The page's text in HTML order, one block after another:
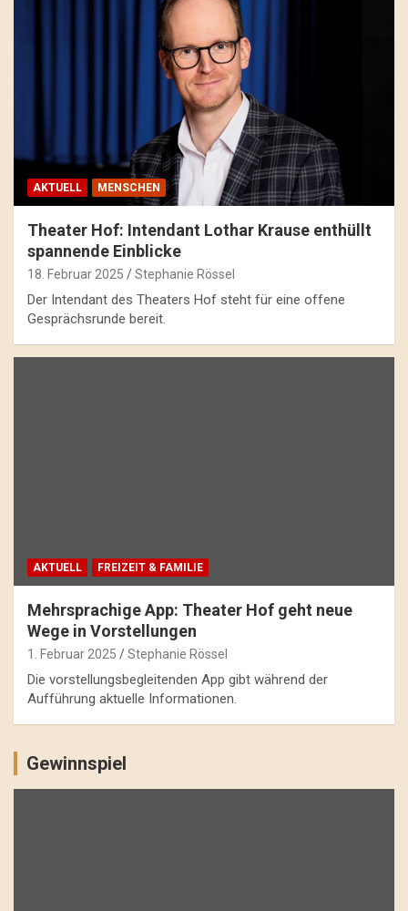
AKTUELL MENSCHEN
Theater Hof: Intendant Lothar Krause enthüllt
spannende Einblicke
18. Februar 2025 Stephanie Rössel
Der Intendant des Theaters Hof steht für eine offene
Gesprächsrunde bereit.
AKTUELL FREIZEIT & FAMILIE
Mehrsprachige App: Theater Hof geht neue
Wege in Vorstellungen
1. Februar 2025 Stephanie Rössel
Die vorstellungsbegleitenden App gibt während der
Aufführung aktuelle Informationen.
Gewinnspiel